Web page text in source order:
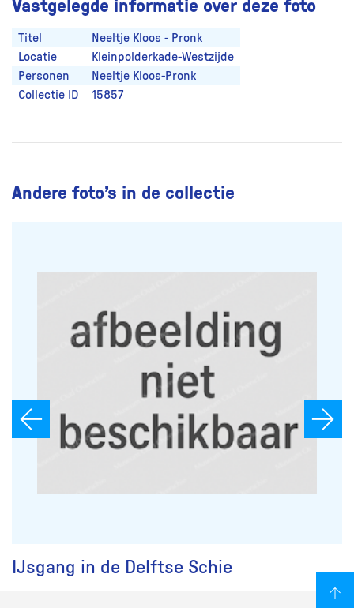
Titel
Neeltje Kloos - Pronk
Locatie
Kleinpolderkade-Westzijde
Personen
Neeltje Kloos-Pronk
Collectie ID
15857
Andere foto’s in de collectie
IJsgang in de Delftse Schie